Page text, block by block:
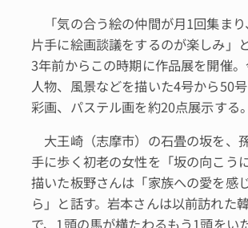
「気の合う絵の仲間が月1回集ま
片手に絵画談議をするのが楽しみ」
3年前からこの時期に作品展を開催。
人物、風景などを描いた4号から50
彩画、パステル画を約20点展示する。
大王崎（志摩市）の石畳の坂を、
手に歩く初老の女性を「坂の向こう
描いた板野さんは「家族への愛を感
ら」と話す。岩本さんは以前訪れた
で、1頭の馬が横たわるもう1頭をい